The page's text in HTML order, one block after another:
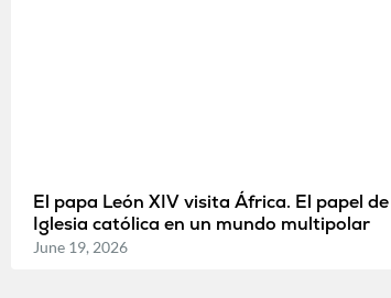
El papa León XIV visita África. El papel
Iglesia católica en un mundo multipolar
June 19, 2026